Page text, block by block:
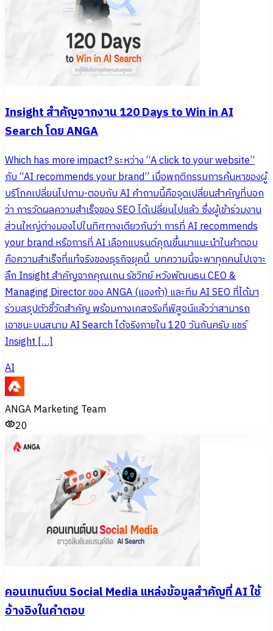
Insight สำคัญจากงาน 120 Days to Win in AI
Search โดย ANGA
Which has more impact? ระหว่าง “A click to your website”
กับ “AI recommends your brand” เมื่อพฤติกรรมการค้นหาของผู้
บริโภคเปลี่ยนไปถาม-ตอบกับ AI คำถามนี้คือจุดเปลี่ยนสำคัญที่บอก
ว่า การวัดผลความสำเร็จของ SEO ได้เปลี่ยนไปแล้ว ซึ่งผู้เข้าร่วมงาน
ส่วนใหญ่ต่างมองไปในทิศทางเดียวกันว่า การที่ AI recommends
your brand หรือการที่ AI เลือกแบรนด์คุณขึ้นมาแนะนำในคำตอบ
คือความสำเร็จที่แท้จริงของธุรกิจยุคนี้ บทความนี้จะพาทุกคนไปเจาะ
ลึก Insight สำคัญจากคุณเกน รัชวิทย์ หวังพัฒนธน CEO &
Managing Director ของ ANGA (แองก้า) และทีม AI SEO ที่ได้มา
ร่วมสรุปตัวชี้วัดสำคัญ พร้อมกางเคสจริงที่พิสูจน์แล้วว่าสามารถ
เอาชนะบนสนาม AI Search ได้จริงภายใน 120 วันกันครับ แชร์
Insight […]
AI
ANGA Marketing Team
20
คอนเทนต์บน Social Media แหล่งข้อมูลสำคัญที่ AI ใช้
อ้างอิงในคำตอบ